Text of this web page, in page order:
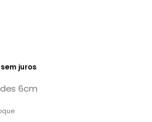
sem juros
6cm